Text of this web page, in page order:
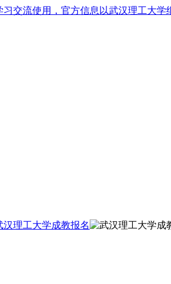
交流使用，官方信息以武汉理工大学